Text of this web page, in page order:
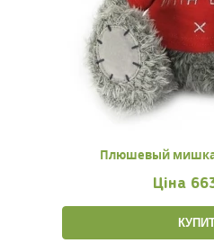
Плюшевый мишка
Ціна